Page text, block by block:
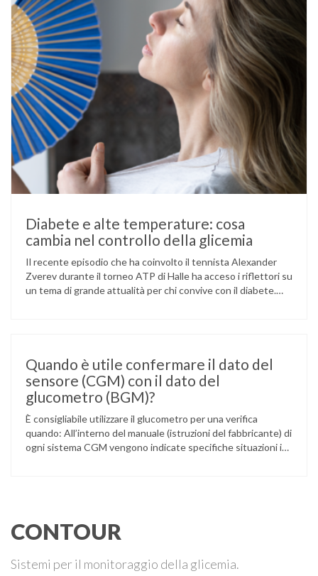
Diabete e alte temperature: cosa
cambia nel controllo della glicemia
Il recente episodio che ha coinvolto il tennista Alexander
Zverev durante il torneo ATP di Halle ha acceso i riflettori su
un tema di grande attualità per chi convive con il diabete.
Quando è utile confermare il dato del
sensore (CGM) con il dato del
glucometro (BGM)?
È consigliabile utilizzare il glucometro per una verifica
quando: All’interno del manuale (istruzioni del fabbricante) di
ogni sistema CGM vengono indicate specifiche situazioni in
CONTOUR
Sistemi per il monitoraggio della glicemia.